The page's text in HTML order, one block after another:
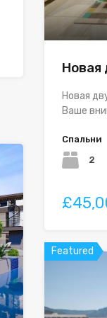
Новая
Новая
Ваше
Спальни
2
Featured